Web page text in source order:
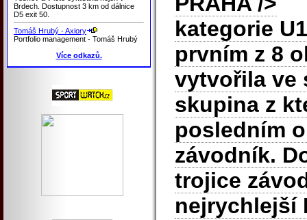
Brdech. Dostupnost 3 km od dálnice
D5 exit 50.
Tomáš Hrubý - Axiory
Portfolio management - Tomáš Hrubý
Více odkazů.
kategorie
prvním z 8
vytvořila ve
skupina z
posledním
závodník.
trojice
nejrychlejší